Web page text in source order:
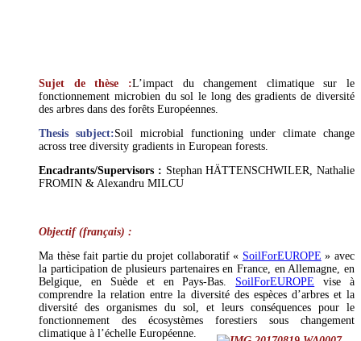
Sujet de thèse :L’impact du changement climatique sur le
fonctionnement microbien du sol le long des gradients de diversité
des arbres dans des forêts Européennes.
Thesis subject:Soil microbial functioning under climate change
across tree diversity gradients in European forests.
Encadrants/Supervisors : Stephan HÄTTENSCHWILER, Nathalie
FROMIN & Alexandru MILCU
Objectif (français) :
Ma thèse fait partie du projet collaboratif « SoilForEUROPE » avec
la participation de plusieurs partenaires en France, en Allemagne, en
Belgique, en Suède et en Pays-Bas. SoilForEUROPE vise à
comprendre la relation entre la diversité des espèces d’arbres et la
diversité des organismes du sol, et leurs conséquences pour le
fonctionnement des écosystèmes forestiers sous changement
climatique à l’échelle Européenne.